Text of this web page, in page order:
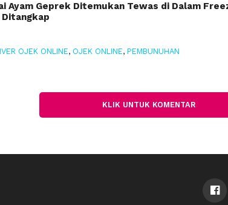
Ayam Geprek Ditemukan Tewas di Dalam
OJEK ONLINE, OJEK ONLINE, PEMBUNUHAN
KLIK UNTUK KOMENTAR